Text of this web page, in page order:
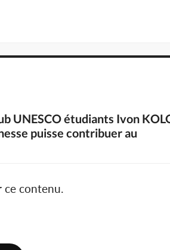
UNESCO étudiants Ivon
puisse contribuer au
ce contenu.